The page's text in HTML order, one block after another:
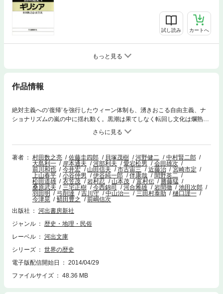
試し読み カートへ
もっと見る
作品情報
絶対主義への‘復帰’を強行したウィーン体制も、湧きおこる自由主義、ナ
ショナリズムの嵐の中に揺れ動く。黒潮は果てしなく転回し文化は爛熟の
妍を競い、やがてヨーロッパ旧体制への訣別は近い。
著者 村田数之亮 佐藤圭四郎 貝塚茂樹 河野健二
中村賢二郎
大島利一
岸本通夫 河部利夫 愛宕松男
会田雄次
前川和也
今井宏 山田信夫 市古宙三 近藤治
宮崎市定
上山春平
小谷仲男 伊谷純一郎 伴康哉
間野英二
松田道雄
衣笠茂 岩村忍 山本茂 富村伝
勝藤猛
桑原武夫
三宅正樹 今西錦司 河合雅雄 岩間徹
池田次郎
羽田明
弓削達 吉川守 中山治一 三田村泰助
樋口謹一
今津晃
鯖田豊之
前嶋信次
出版社
河出書房新社
ジャンル
歴史・地理・民俗
レーベル
河出文庫
シリーズ
世界の歴史
電子版配信開始日
2014/04/29
ファイルサイズ
48.36 MB